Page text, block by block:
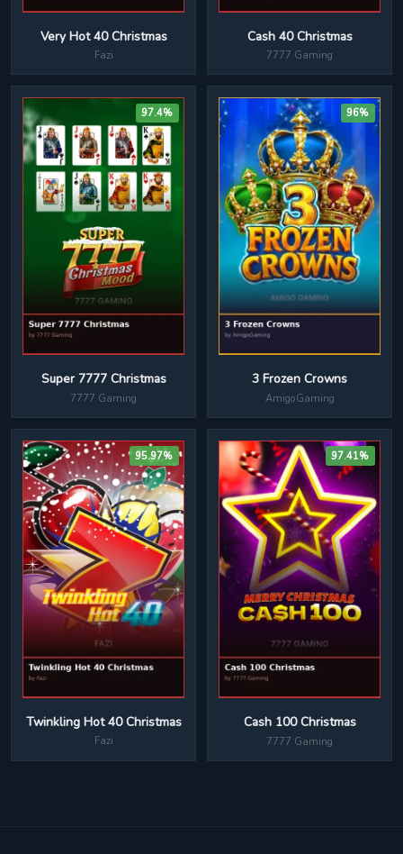
Very Hot 40 Christmas
Fazi
Cash 40 Christmas
7777 Gaming
97.4%
Super 7777 Christmas
7777 Gaming
96%
3 Frozen Crowns
AmigoGaming
95.97%
Twinkling Hot 40 Christmas
Fazi
97.41%
Cash 100 Christmas
7777 Gaming